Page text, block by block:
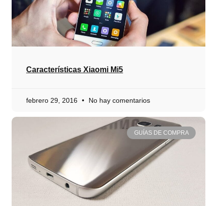
Características Xiaomi Mi5
febrero 29, 2016 No hay comentarios
GUÍAS DE COMPRA